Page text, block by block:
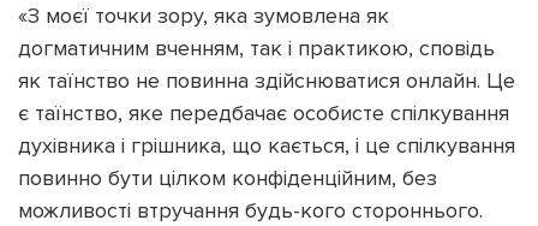
Політика конфіденційності
Наші соц мережі
«З моєї точки зору, яка зумовлена як
догматичним вченням, так і практикою, сповідь
як таїнство не повинна здійснюватися онлайн. Це
є таїнство, яке передбачає особисте спілкування
духівника і грішника, що кається, і це спілкування
повинно бути цілком конфіденційним, без
можливості втручання будь-кого стороннього.